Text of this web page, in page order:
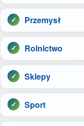
Przemysł
Rolnictwo
Sklepy
Sport